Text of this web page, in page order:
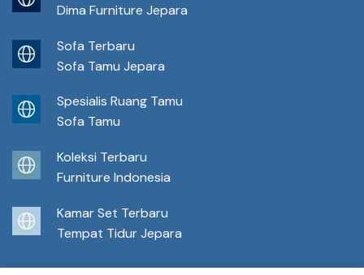
Dima Furniture Jepara
Sofa Terbaru
Sofa Tamu Jepara
Spesialis Ruang Tamu
Sofa Tamu
Koleksi Terbaru
Furniture Indonesia
Kamar Set Terbaru
Tempat Tidur Jepara